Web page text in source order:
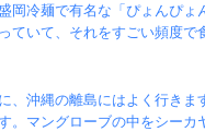
岡冷麺で有名な「ぴょんぴょ
ていて、それをすごい頻度で
、沖縄の離島にはよく行きま
。マングローブの中をシーカ